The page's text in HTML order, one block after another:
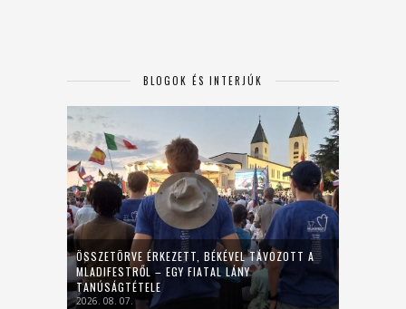
BLOGOK ÉS INTERJÚK
ÖSSZETÖRVE ÉRKEZETT, BÉKÉVEL TÁVOZOTT A
MLADIFESTRŐL – EGY FIATAL LÁNY
TANÚSÁGTÉTELE
2026. 08. 07.